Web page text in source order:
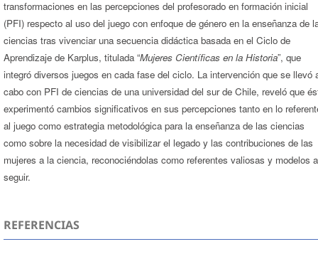
transformaciones en las percepciones del profesorado en formación inicial
(PFI) respecto al uso del juego con enfoque de género en la enseñanza de
ciencias tras vivenciar una secuencia didáctica basada en el Ciclo de
Aprendizaje de Karplus, titulada “Mujeres Científicas en la Historia”, que
integró diversos juegos en cada fase del ciclo. La intervención que se llevó
cabo con PFI de ciencias de una universidad del sur de Chile, reveló que
experimentó cambios significativos en sus percepciones tanto en lo
al juego como estrategia metodológica para la enseñanza de las ciencias
como sobre la necesidad de visibilizar el legado y las contribuciones de las
mujeres a la ciencia, reconociéndolas como referentes valiosas y modelos a
seguir.
REFERENCIAS